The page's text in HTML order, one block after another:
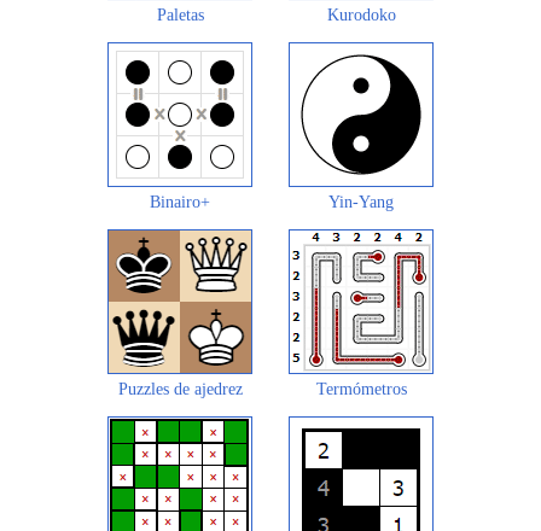
Paletas Kurodoko
Binairo+ Yin-Yang
Puzzles de ajedrez Termómetros